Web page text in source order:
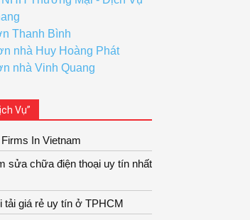
Thanh Bình
nhà Huy Hoàng Phát
nhà Vinh Quang
Vụ”
In Vietnam
sửa chữa điện thoại uy tín nhất
tải giá rẻ uy tín ở TPHCM